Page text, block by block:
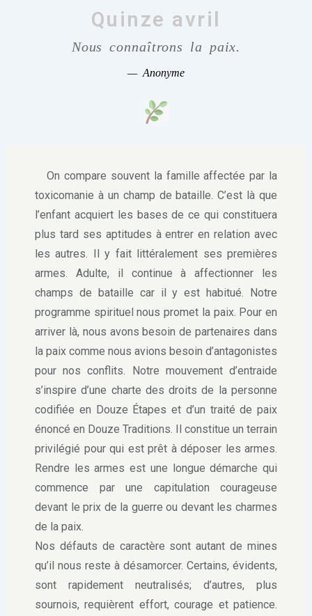
Quinze avril
Nous connaîtrons la paix.
— Anonyme
On compare souvent la famille affectée par la
toxicomanie à un champ de bataille. C’est là que
l’enfant acquiert les bases de ce qui constituera
plus tard ses aptitudes à entrer en relation avec
les autres. Il y fait littéralement ses premières
armes. Adulte, il continue à affectionner les
champs de bataille car il y est habitué. Notre
programme spirituel nous promet la paix. Pour en
arriver là, nous avons besoin de partenaires dans
la paix comme nous avions besoin d’antagonistes
pour nos conflits. Notre mouvement d’entraide
s’inspire d’une charte des droits de la personne
codifiée en Douze Étapes et d’un traité de paix
énoncé en Douze Traditions. Il constitue un terrain
privilégié pour qui est prêt à déposer les armes.
Rendre les armes est une longue démarche qui
commence par une capitulation courageuse
devant le prix de la guerre ou devant les charmes
de la paix.
Nos défauts de caractère sont autant de mines
qu’il nous reste à désamorcer. Certains, évidents,
sont rapidement neutralisés; d’autres, plus
sournois, requièrent effort, courage et patience.